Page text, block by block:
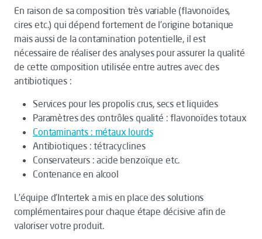
En raison de sa composition très variable (flavonoïdes,
cires etc.) qui dépend fortement de l’origine botanique
mais aussi de la contamination potentielle, il est
nécessaire de réaliser des analyses pour assurer la qualité
de cette composition utilisée entre autres avec des
antibiotiques :
Services pour les propolis crus, secs et liquides
Paramètres des contrôles qualité : flavonoïdes totaux
Contaminants : métaux lourds
Antibiotiques : tétracyclines
Conservateurs : acide benzoïque etc.
Contenance en alcool
L’équipe d’Intertek a mis en place des solutions
complémentaires pour chaque étape décisive afin de
valoriser votre produit.